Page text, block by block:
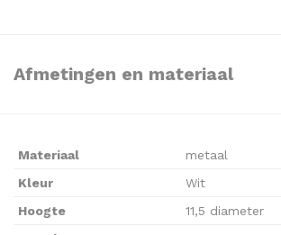
Afmetingen en materiaal
Materiaal
metaal
Kleur
Wit
Hoogte
11,5 diameter